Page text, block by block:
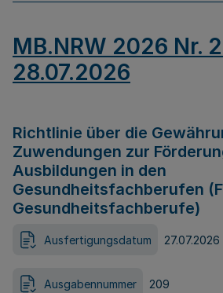
MB.NRW 2026 Nr.
28.07.2026
Richtlinie über die
Zuwendungen zur
Ausbildungen in den
Gesundheitsfachberufen
Gesundheitsfachberufe)
Ausfertigungsdatum 27.07.2026
Ausgabennummer 209